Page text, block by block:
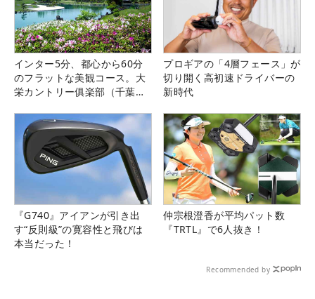
インター5分、都心から60分
のフラットな美観コース。大
栄カントリー俱楽部（千葉
プロギアの「4層フェース」が
切り開く高初速ドライバーの
新時代
『G740』アイアンが引き出
す“反則級”の寛容性と飛びは
本当だった！
仲宗根澄香が平均パット数
『TRTL』で6人抜き！
Recommended by